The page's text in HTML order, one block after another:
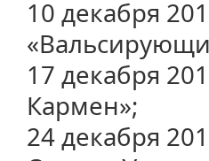
10 декабря
17 декабря
Кармен»;
24 декабря